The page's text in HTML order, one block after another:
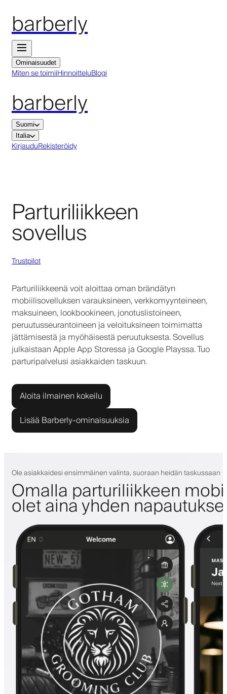
barberly
Ominaisuudet
Miten se toimiiHinnoitteluBlogi
barberly
Suomi
Italia
KirjauduRekisteröidy
Parturiliikkeen
sovellus
Trustpilot
Parturiliikkeenä voit aloittaa oman brändätyn
mobiilisovelluksen varauksineen, verkkomyynteineen,
maksuineen, lookbookineen, jonotuslistoineen,
peruutusseurantoineen ja veloituksineen toimimatta
jättämisestä ja myöhäisestä peruutuksesta. Sovellus
julkaistaan Apple App Storessa ja Google Playssa. Tuo
parturipalvelusi asiakkaiden taskuun.
Aloita ilmainen kokeilu
Lisää Barberly-ominaisuuksia
Ole asiakkaidesi ensimmäinen valinta, suoraan heidän taskussaan
Omalla parturiliikkeen
olet aina yhden